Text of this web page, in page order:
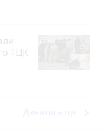
ТЦК